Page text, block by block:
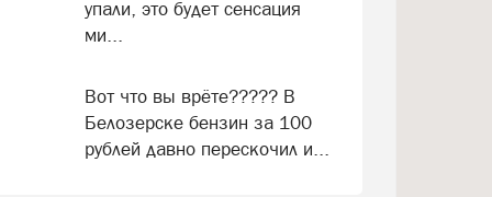
упали, это будет сенсация
ми...
Вот что вы врёте????? В
Белозерске бензин за 100
рублей давно перескочил и...